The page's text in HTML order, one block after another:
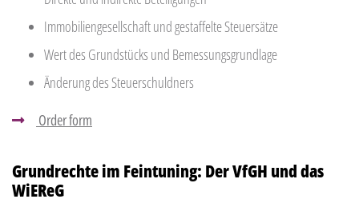
Immobiliengesellschaft und gestaffelte Steuersätze
Wert des Grundstücks und Bemessungsgrundlage
Änderung des Steuerschuldners
Order form
Grundrechte im Feintuning: Der VfGH und das
WiEReG